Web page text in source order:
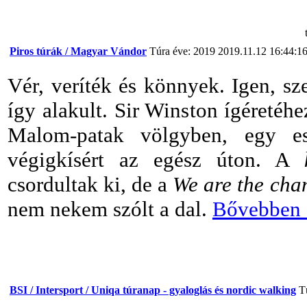
Piros túrák / Magyar Vándor Túra éve: 2019 2019.11.12 16:44:16
Vér, veríték és könnyek. Igen,
így alakult. Sir Winston
Malom-patak völgyben, egy
végigkísért az egész úton. A
csordultak ki, de a We are the
nem nekem szólt a dal.
BSI / Intersport / Uniqa túranap - gyaloglás és nordic walking